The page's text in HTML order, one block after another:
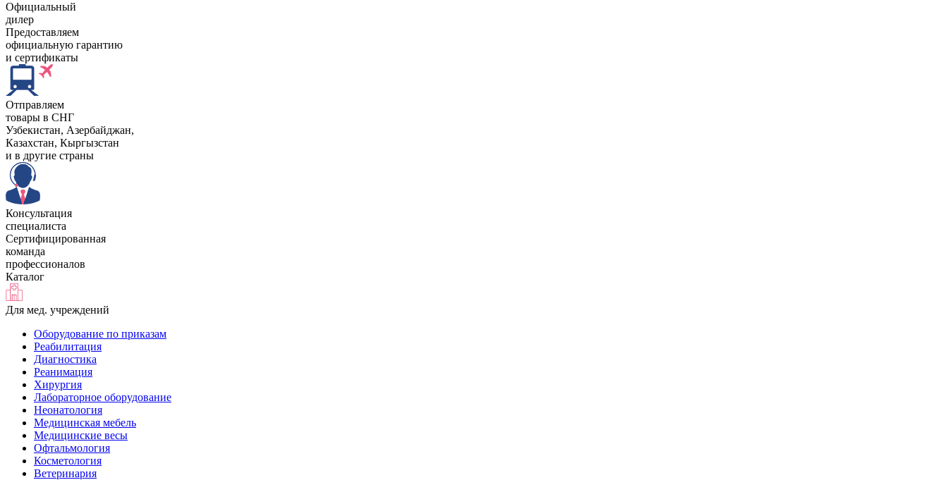
Официальный
дилер
Предоставляем
официальную гарантию
и сертификаты
Отправляем
товары в СНГ
Узбекистан, Aзербайджан,
Казахстан, Кыргызстан
и в другие страны
Консультация
специалиста
Сертифицированная
команда
профессионалов
Каталог
Для мед. учреждений
Оборудование по приказам
Реабилитация
Диагностика
Реанимация
Хирургия
Лабораторное оборудование
Неонатология
Медицинская мебель
Медицинские весы
Офтальмология
Косметология
Ветеринария